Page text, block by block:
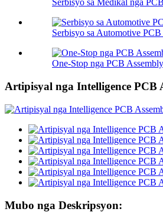
Serbisyo sa Medikal nga
Serbisyo sa Automotive
One-Stop nga PCB
Artipisyal nga Intelligence PCB
Mubo nga Deskripsyon: